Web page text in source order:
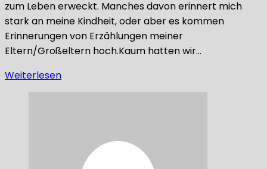
zum Leben erweckt. Manches davon erinnert mich
stark an meine Kindheit, oder aber es kommen
Erinnerungen von Erzählungen meiner
Eltern/Großeltern hoch.Kaum hatten wir…
Weiterlesen